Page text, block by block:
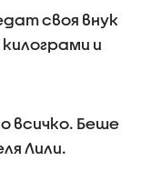
своя внук
и
всичко. Беше
Лили.